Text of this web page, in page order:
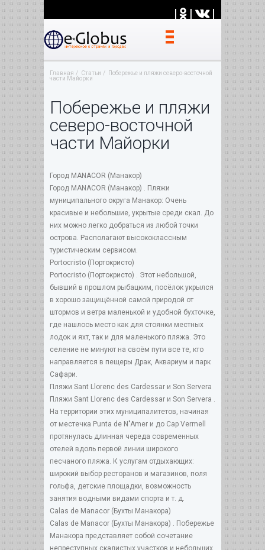
| | |
Главная Статьи
Побережье и пляжи северо-восточной
части Майорки
Побережье и пляжи
северо-восточной
части Майорки
Город MANACOR (Манакор)
Город MANACOR (Манакор) . Пляжи
муниципального округа Манакор: Очень
красивые и небольшие, укрытые среди скал. До
них можно легко добраться из любой точки
острова. Располагают высококлассным
туристическим сервисом.
Роrtocristo (Портокристо)
Роrtocristo (Портокристо) . Этот небольшой,
бывший в прошлом рыбацким, посёлок укрылся
в хорошо защищённой самой природой от
штормов и ветра маленькой и удобной бухточке,
где нашлось место как для стоянки местных
лодок и яхт, так и для маленького пляжа. Это
селение не минуют на своём пути все те, кто
направляется в пещеры Драк, Аквариум и парк
Сафари.
Пляжи Sant Llorenc des Сardessar и Son Servera
Пляжи Sant Llorenc des Сardessar и Son Servera .
На территории этих муниципалитетов, начиная
от местечка Рunta de N"Amer и до Сар Vermell
протянулась длинная череда современных
отелей вдоль первой линии широкого
песчаного пляжа. К услугам отдыхающих:
широкий выбор ресторанов и магазинов, поля
гольфа, детские площадки, возможность
занятия водными видами спорта и т. д.
Саlas de Manacor (Бухты Манакора)
Саlas de Manacor (Бухты Манакора) . Побережье
Манакора представляет собой сочетание
непреступных скалистых участков и небольших,